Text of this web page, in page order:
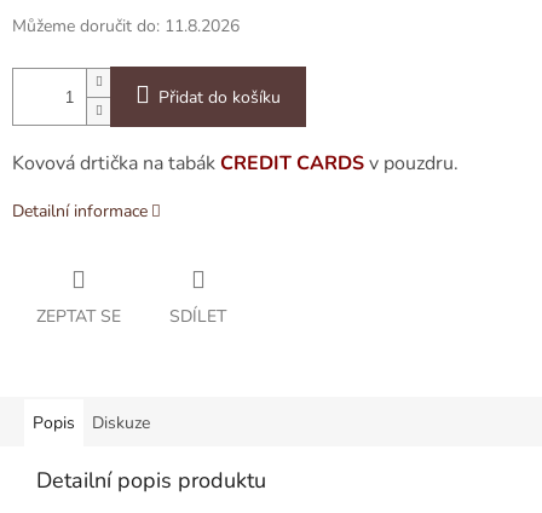
Můžeme doručit do: 11.8.2026
Přidat do košíku
Kovová drtička na tabákCREDIT CARDSv pouzdru.
Detailní informace
ZEPTAT SE SDÍLET
Popis Diskuze
Detailní popis produktu